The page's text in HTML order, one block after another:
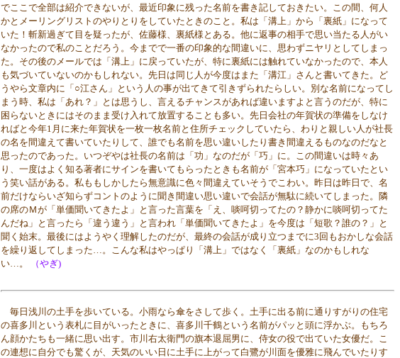
でここで全部は紹介できないが、最近印象に残った名前を書き記しておきたい。この間、何人
かとメーリングリストのやりとりをしていたときのこと。私は「溝上」から「裏紙」になって
いた！斬新過ぎて目を疑ったが、佐藤様、裏紙様とある。他に返事の相手で思い当たる人がい
なかったので私のことだろう。今までで一番の印象的な間違いに、思わずニヤリとしてしまっ
た。その後のメールでは「溝上」に戻っていたが、特に裏紙には触れていなかったので、本人
も気づいていないのかもしれない。先日は同じ人が今度はまた「溝江」さんと書いてきた。ど
うやら文章内に「○江さん」という人の事が出てきて引きずられたらしい。別な名前になってし
まう時、私は「あれ？」とは思うし、言えるチャンスがあれば違いますよと言うのだが、特に
困らないときにはそのまま受け入れて放置することも多い。先日会社の年賀状の準備をしなけ
ればと今年1月に来た年賀状を一枚一枚名前と住所チェックしていたら、わりと親しい人が社長
の名を間違えて書いていたりして、誰でも名前を思い違いしたり書き間違えるものなのだなと
思ったのであった。いつぞやは社長の名前は「功」なのだが「巧」に。この間違いは時々あ
り、一度はよく知る著者にサインを書いてもらったときも名前が「宮本巧」になっていたとい
う笑い話がある。私ももしかしたら無意識に色々間違えていそうでこわい。昨日は昨日で、名
前だけならいざ知らずコントのように聞き間違い思い違いで会話が無駄に続いてしまった。隣
の席のＭが「単価聞いてきたよ」と言った言葉を「え、啖呵切ってたの？静かに啖呵切ってた
んだね」と言ったら「違う違う」と言われ「単価聞いてきたよ」を今度は「短歌？誰の？」と
聞く始末。最後にはようやく理解したのだが、最終の会話が成り立つまでに3回もおかしな会話
を繰り返してしまった…。こんな私はやっぱり「溝上」ではなく「裏紙」なのかもしれな
い…。
（やぎ)
毎日浅川の土手を歩いている。小雨なら傘をさして歩く。土手に出る前に通りすがりの住宅
の喜多川という表札に目がいったときに、喜多川千鶴という名前がパッと頭に浮かぶ。もちろ
ん顔かたちも一緒に思い出す。市川右太衛門の旗本退屈男に、侍女の役で出ていた女優だ。こ
の連想に自分でも驚くが、天気のいい日に土手に上がって白鷺が川面を優雅に飛んでいたりす